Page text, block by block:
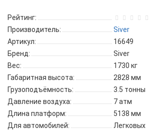
Рейтинг:
Производитель:
Siver
Артикул:
16649
Бренд:
Siver
Вес:
1730 кг
Габаритная высота:
2828 мм
Грузоподъёмность:
3.5 тонны
Давление воздуха:
7 атм
Длина платформ:
5138 мм
Для автомобилей:
Легковых